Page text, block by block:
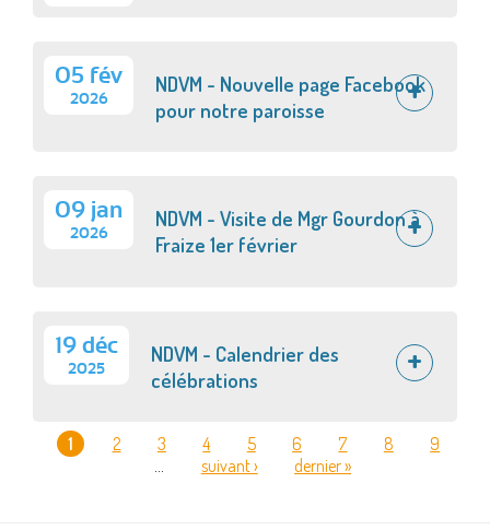
05 fév
2026
NDVM - Nouvelle page Facebook
pour notre paroisse
09 jan
2026
NDVM - Visite de Mgr Gourdon à
Fraize 1er février
19 déc
2025
NDVM - Calendrier des
célébrations
1 2 3 4 5 6 7 8
9
…
suivant › dernier »